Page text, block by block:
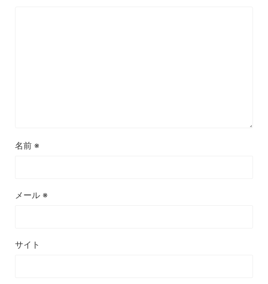
名前 ※
メール ※
サイト